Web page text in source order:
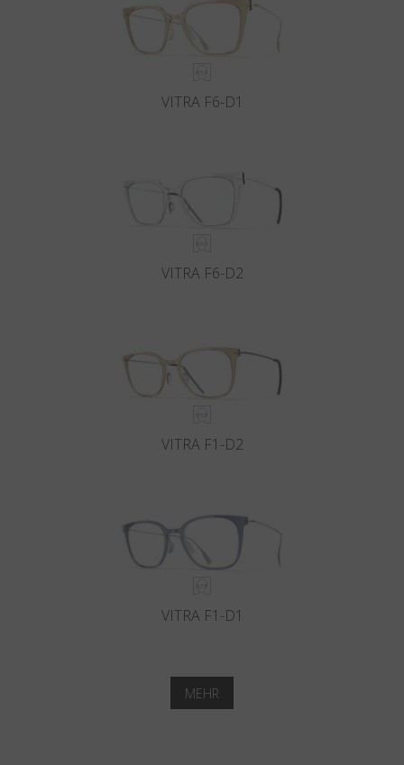
VITRA F6-D1
VITRA F6-D2
VITRA F1-D2
VITRA F1-D1
MEHR